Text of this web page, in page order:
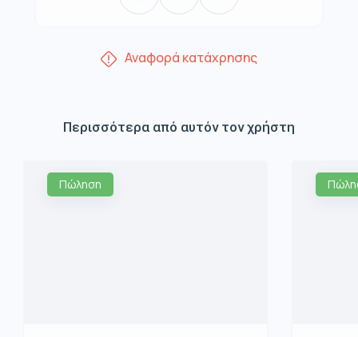
Αναφορά κατάχρησης
Περισσότερα από αυτόν τον χρήστη
Πώληση